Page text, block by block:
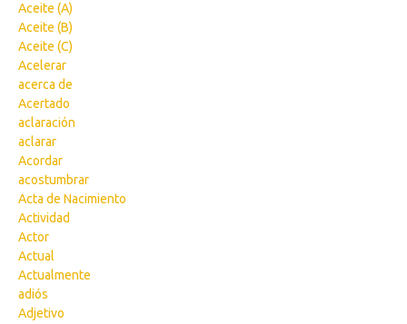
Aceite (A)
Aceite (B)
Aceite (C)
Acelerar
acerca de
Acertado
aclaración
aclarar
Acordar
acostumbrar
Acta de Nacimiento
Actividad
Actor
Actual
Actualmente
adiós
Adjetivo